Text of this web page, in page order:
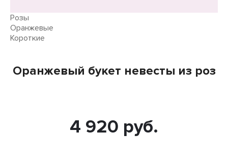
Розы
Оранжевые
Короткие
Оранжевый букет невесты из роз
4 920 руб.